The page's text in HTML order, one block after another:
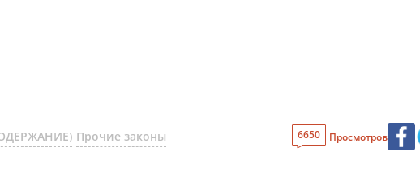
Прочие законы 6650 Просмотров